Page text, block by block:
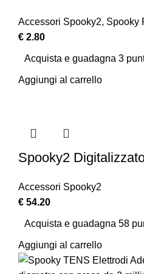
Accessori Spooky2, Spooky
€ 2.80
Acquista e guadagna 3
Aggiungi al carrello
Spooky2
Accessori Spooky2
€ 54.20
Acquista e guadagna 58
Aggiungi al carrello